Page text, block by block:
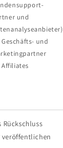
und
Geschäfts- und
Affiliates
Rückschluss
veröffentlichen